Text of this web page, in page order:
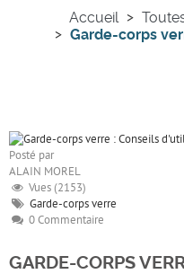
Accueil
Garde-corps
Posté par
ALAIN MOREL
Vues (2153)
Garde-corps verre
0 Commentaire
GARDE-CORPS